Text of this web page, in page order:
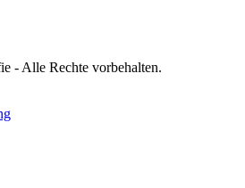
- Alle Rechte vorbehalten.